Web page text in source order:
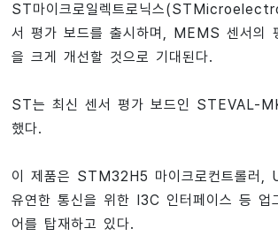
ST마이크로일렉트로닉스
서 평가 보드를 출시하며, MEMS 센서의
을 크게 개선할 것으로 기대된다.
ST는 최신 센서 평가 보드인 STEVAL-
했다.
이 제품은 STM32H5 마이크로컨트롤러,
유연한 통신을 위한 I3C 인터페이스 등 업
어를 탑재하고 있다.